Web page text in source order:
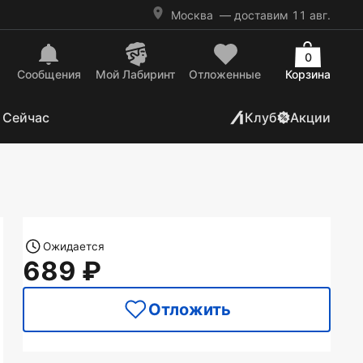
Москва — доставим 11 авг.
Сообщения Mой Лабиринт Отложенные Корзина
0
Клуб Акции
Ожидается
689
Отложить